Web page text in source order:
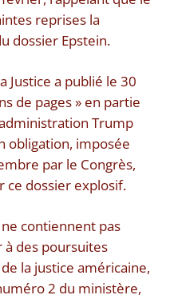
reprises la
dossier Epstein.
Justice a publié le 30
de pages » en partie
Trump
obligation, imposée
par le Congrès,
ce dossier explosif.
contiennent pas
à des poursuites
la justice américaine,
2 du ministère,